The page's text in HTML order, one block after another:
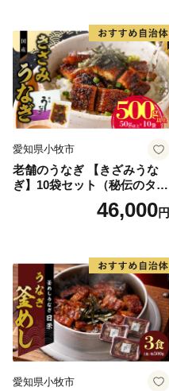
愛知県小牧市
老舗のうなぎ 【きざみうな
ぎ】10袋セット（秘伝のタレ
46,000円
愛知県小牧市